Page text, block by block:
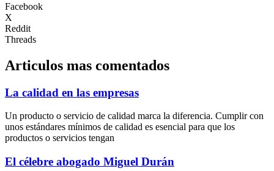
Facebook
X
Reddit
Threads
Articulos mas comentados
La calidad en las empresas
Un producto o servicio de calidad marca la diferencia. Cumplir con
unos estándares mínimos de calidad es esencial para que los
productos o servicios tengan
El célebre abogado Miguel Durán